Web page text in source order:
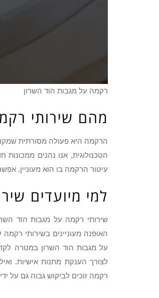
רקמה על מגבות הוד השרון
מהם שירותי
הרקמה היא פעולה מסורתית
הטכנולוגית, אנו נהנים
עיטור הרקמה בו הוא מעוניין.
למי מיועדים
שירותי רקמה על מגבות הוד
האופנה מעוניינים בשירותי
על מגבות הוד השרון במטרה
לצורך הענקת מתנות אישיות.
רקמה זוכים לביקוש גבוה גם על